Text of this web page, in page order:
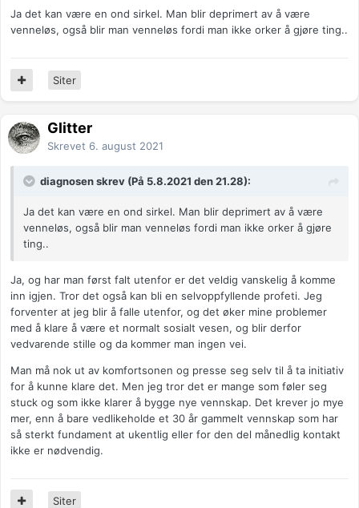
Ja det kan være en ond sirkel. Man blir deprimert av å være
venneløs, også blir man venneløs fordi man ikke orker å gjøre ting..
Siter
Glitter
Skrevet 6. august 2021
diagnosen skrev (På 5.8.2021 den 21.28):
Ja det kan være en ond sirkel. Man blir deprimert av å være
venneløs, også blir man venneløs fordi man ikke orker å gjøre
ting..
Ja, og har man først falt utenfor er det veldig vanskelig å komme
inn igjen. Tror det også kan bli en selvoppfyllende profeti. Jeg
forventer at jeg blir å falle utenfor, og det øker mine problemer
med å klare å være et normalt sosialt vesen, og blir derfor
vedvarende stille og da kommer man ingen vei.
Man må nok ut av komfortsonen og presse seg selv til å ta initiativ
for å kunne klare det. Men jeg tror det er mange som føler seg
stuck og som ikke klarer å bygge nye vennskap. Det krever jo mye
mer, enn å bare vedlikeholde et 30 år gammelt vennskap som har
så sterkt fundament at ukentlig eller for den del månedlig kontakt
ikke er nødvendig.
Siter